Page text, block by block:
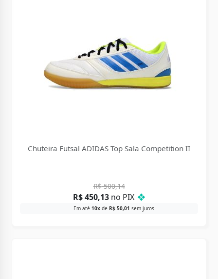
Chuteira Futsal ADIDAS Top Sala Competition II
R$500,14
R$450,13no PIX ❖
Em até 10xde R$50,01 sem juros